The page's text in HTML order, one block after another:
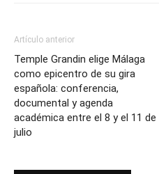
Artículo anterior
Temple Grandin elige Málaga
como epicentro de su gira
española: conferencia,
documental y agenda
académica entre el 8 y el 11 de
julio